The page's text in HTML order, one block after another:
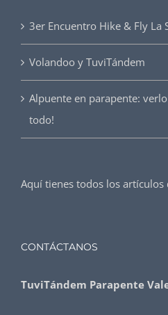
3er Encuentro Hike & Fly La
Volandoo y TuviTándem
Alpuente en parapente:
todo!
Aquí tienes todos los artículos
CONTÁCTANOS
TuviTándem Parapente